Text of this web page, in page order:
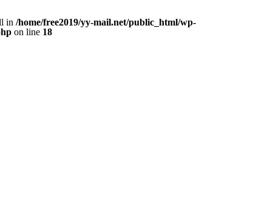
in /home/free2019/yy-mail.net/public_html/wp-
on line 18